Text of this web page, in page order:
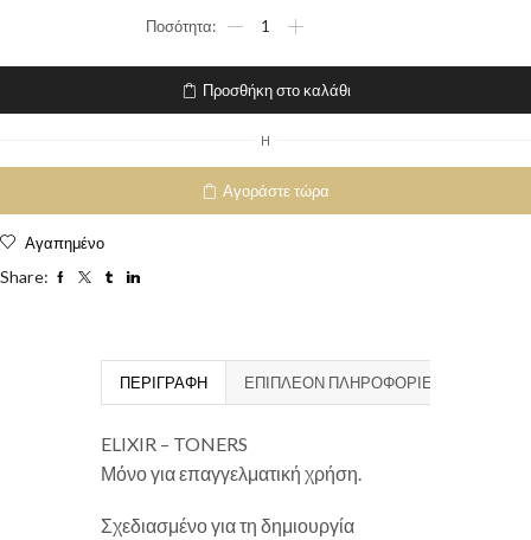
Προσθήκη στο καλάθι
H
Αγοράστε τώρα
Αγαπημένο
Share:
ΠΕΡΙΓΡΑΦΉ ΕΠΙΠΛΈΟΝ ΠΛΗΡΟΦΟΡΊΕΣ
ELIXIR – TONERS
Μόνο για επαγγελματική χρήση.
Σχεδιασμένο για τη δημιουργία